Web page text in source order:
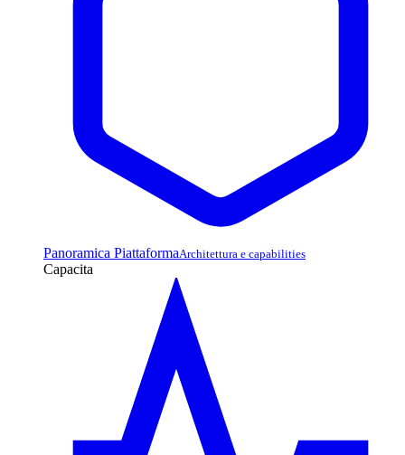
Panoramica PiattaformaArchitettura e capabilities
Capacita